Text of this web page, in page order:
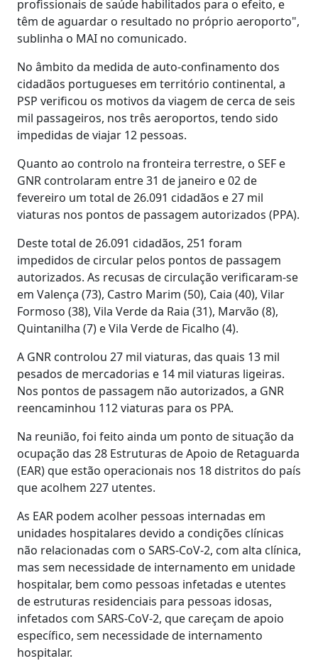
profissionais de saúde habilitados para o efeito, e
têm de aguardar o resultado no próprio aeroporto",
sublinha o MAI no comunicado.
No âmbito da medida de auto-confinamento dos
cidadãos portugueses em território continental, a
PSP verificou os motivos da viagem de cerca de seis
mil passageiros, nos três aeroportos, tendo sido
impedidas de viajar 12 pessoas.
Quanto ao controlo na fronteira terrestre, o SEF e
GNR controlaram entre 31 de janeiro e 02 de
fevereiro um total de 26.091 cidadãos e 27 mil
viaturas nos pontos de passagem autorizados (PPA).
Deste total de 26.091 cidadãos, 251 foram
impedidos de circular pelos pontos de passagem
autorizados. As recusas de circulação verificaram-se
em Valença (73), Castro Marim (50), Caia (40), Vilar
Formoso (38), Vila Verde da Raia (31), Marvão (8),
Quintanilha (7) e Vila Verde de Ficalho (4).
A GNR controlou 27 mil viaturas, das quais 13 mil
pesados de mercadorias e 14 mil viaturas ligeiras.
Nos pontos de passagem não autorizados, a GNR
reencaminhou 112 viaturas para os PPA.
Na reunião, foi feito ainda um ponto de situação da
ocupação das 28 Estruturas de Apoio de Retaguarda
(EAR) que estão operacionais nos 18 distritos do país
que acolhem 227 utentes.
As EAR podem acolher pessoas internadas em
unidades hospitalares devido a condições clínicas
não relacionadas com o SARS-CoV-2, com alta clínica,
mas sem necessidade de internamento em unidade
hospitalar, bem como pessoas infetadas e utentes
de estruturas residenciais para pessoas idosas,
infetados com SARS-CoV-2, que careçam de apoio
específico, sem necessidade de internamento
hospitalar.